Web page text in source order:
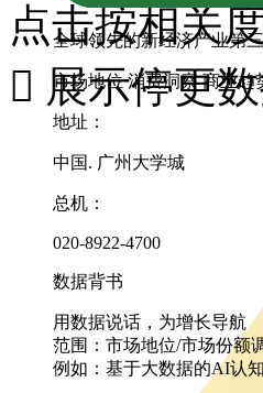
全球领先的新经济产业第
市场地位 消费洞察 商业趋
地址：
中国. 广州大学城
总机：
020-8922-4700
数据背书
用数据说话，为增长导航
范围：市场地位/市场份额
例如：基于大数据的AI认
点击按相关
 展示停更